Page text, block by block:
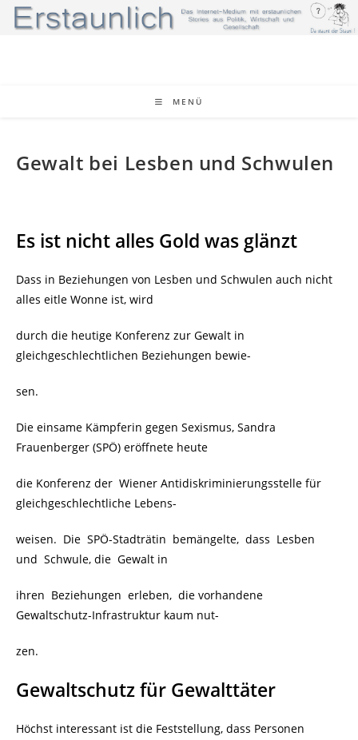
Zum
Inhalt
MENÜ
Gewalt bei Lesben und Schwulen
Es ist nicht alles Gold was glänzt
Dass in Beziehungen von Lesben und Schwulen auch nicht
alles eitle Wonne ist, wird
durch die heutige Konferenz zur Gewalt in
gleichgeschlechtlichen Beziehungen bewie-
sen.
Die einsame Kämpferin gegen Sexismus, Sandra
Frauenberger (SPÖ) eröffnete heute
die Konferenz der Wiener Antidiskriminierungsstelle für
gleichgeschlechtliche Lebens-
weisen. Die SPÖ-Stadträtin bemängelte, dass Lesben
und Schwule, die Gewalt in
ihren Beziehungen erleben, die vorhandene
Gewaltschutz-Infrastruktur kaum nut-
zen.
Gewaltschutz für Gewalttäter
Höchst interessant ist die Feststellung, dass Personen